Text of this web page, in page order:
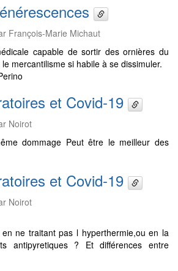
François-Marie Michaut
capable de sortir des ornières du
mercantilisme si habile à se dissimuler.
et Covid-19
Noirot
dommage Peut être le meilleur des
et Covid-19
Noirot
ne traitant pas l hyperthermie,ou en la
antipyretiques ? Et différences entre